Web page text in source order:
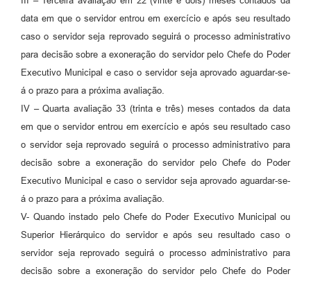
data em que o servidor entrou em exercício e após seu resultado
caso o servidor seja reprovado seguirá o processo administrativo
para decisão sobre a exoneração do servidor pelo Chefe do Poder
Executivo Municipal e caso o servidor seja aprovado aguardar-se-
á o prazo para a próxima avaliação.
IV – Quarta avaliação 33 (trinta e três) meses contados da data
em que o servidor entrou em exercício e após seu resultado caso
o servidor seja reprovado seguirá o processo administrativo para
decisão sobre a exoneração do servidor pelo Chefe do Poder
Executivo Municipal e caso o servidor seja aprovado aguardar-se-
á o prazo para a próxima avaliação.
V- Quando instado pelo Chefe do Poder Executivo Municipal ou
Superior Hierárquico do servidor e após seu resultado caso o
servidor seja reprovado seguirá o processo administrativo para
decisão sobre a exoneração do servidor pelo Chefe do Poder